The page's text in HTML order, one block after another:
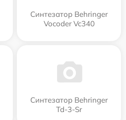
Синтезатор Behringer
Vocoder Vc340
Синтезатор Behringer
Td-3-Sr